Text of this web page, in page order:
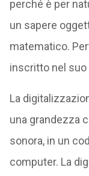
perché è per
un sapere
matematico.
inscritto nel suo
La
una grandezza
sonora, in un
computer. La